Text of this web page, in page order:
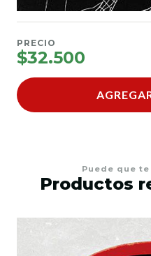
PRECIO
$32.500
Puede que
Productos